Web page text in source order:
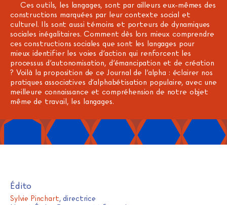
Ces outils, les langages, sont par ailleurs eux-mêmes des
constructions marquées par leur contexte social et
culturel. Ils sont aussi témoins et porteurs de dynamiques
sociales inégalitaires. Comment dès lors mieux comprendre
ces constructions sociales que sont les langages pour
mieux identifier les voies d’action qui renforcent les
processus d’autonomisation, d’émancipation et de création
? Voilà la proposition de ce Journal de l’alpha : éclairer nos
pratiques associatives d’alphabétisation populaire, avec une
meilleure connaissance et compréhension de notre objet
même de travail, les langages.
Édito
Sylvie Pinchart, directrice